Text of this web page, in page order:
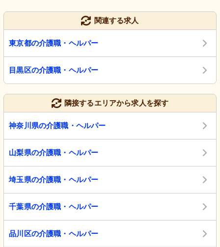
関連する求人
東京都の介護職・ヘルパー
目黒区の介護職・ヘルパー
隣接するエリアから求人を探す
神奈川県の介護職・ヘルパー
山梨県の介護職・ヘルパー
埼玉県の介護職・ヘルパー
千葉県の介護職・ヘルパー
品川区の介護職・ヘルパー